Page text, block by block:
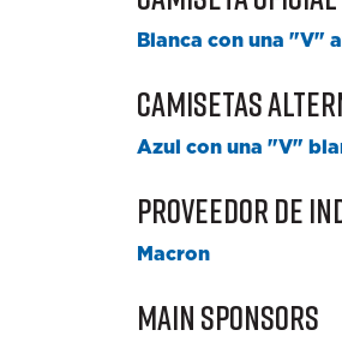
Blanca con una "V"
Camisetas
Azul con una "V"
Proveedor de
Macron
Main Sponsors